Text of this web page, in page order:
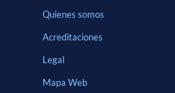
Quienes somos
Acreditaciones
Legal
Mapa Web